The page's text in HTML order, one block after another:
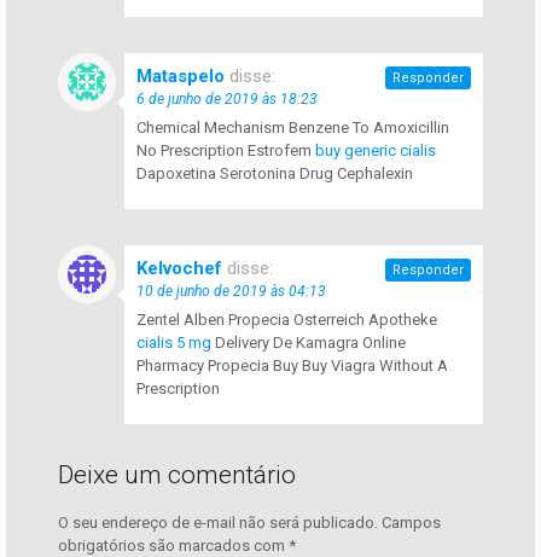
Mataspelo disse:
6 de junho de 2019 às 18:23
Chemical Mechanism Benzene To Amoxicillin
No Prescription Estrofem buy generic cialis
Dapoxetina Serotonina Drug Cephalexin
Responder
Kelvochef disse:
10 de junho de 2019 às 04:13
Zentel Alben Propecia Osterreich Apotheke
cialis 5 mg Delivery De Kamagra Online
Pharmacy Propecia Buy Buy Viagra Without A
Prescription
Responder
Deixe um comentário
O seu endereço de e-mail não será publicado. Campos
obrigatórios são marcados com *